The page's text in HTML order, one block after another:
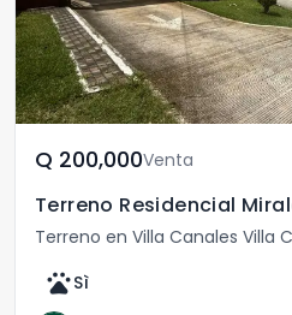
Q	200,000Venta
Terreno Residencial
Terreno en Villa Canales Villa
petsSì